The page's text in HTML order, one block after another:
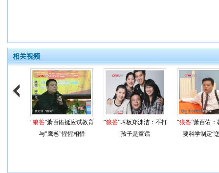
相关视频
“狼爸”萧百佑挺应试教育
与"鹰爸"惺惺相惜
“狼爸”叫板郑渊洁：不打
孩子是童话
“狼爸”萧百佑：
要科学制定“